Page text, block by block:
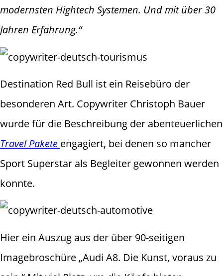
modernsten Hightech Systemen. Und mit über 30
Jahren Erfahrung.“
Destination Red Bull ist ein Reisebüro der
besonderen Art. Copywriter Christoph Bauer
wurde für die Beschreibung der abenteuerlichen
Travel Pakete engagiert, bei denen so mancher
Sport Superstar als Begleiter gewonnen werden
konnte.
Hier ein Auszug aus der über 90-seitigen
Imagebroschüre „Audi A8. Die Kunst, voraus zu